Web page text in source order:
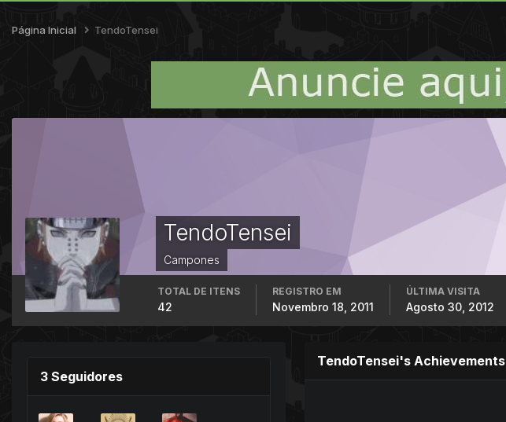
Página Inicial TendoTensei
TendoTensei
Campones
TOTAL DE ITENS
42
REGISTRO EM
Novembro 18, 2011
ÚLTIMA VISITA
Agosto 30, 2012
3 Seguidores
TendoTensei's Achievements